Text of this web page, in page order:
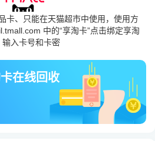
卡、只能在天猫超市中使用，使用方
中的“享淘卡”点击绑定享淘
输入卡号和卡密
在线回收